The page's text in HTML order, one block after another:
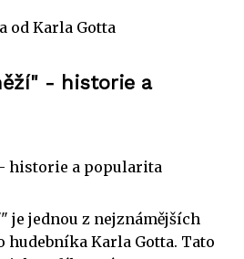
od Karla Gotta
- historie a
historie a popularita
je jednou z nejznámějších
hudebníka Karla Gotta. Tato